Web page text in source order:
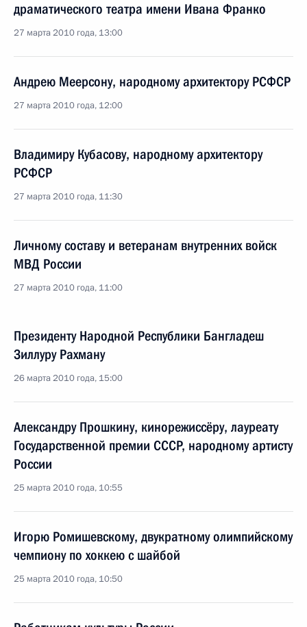
драматического театра имени Ивана Франко
27 марта 2010 года, 13:00
Андрею Меерсону, народному архитектору РСФСР
27 марта 2010 года, 12:00
Владимиру Кубасову, народному архитектору
РСФСР
27 марта 2010 года, 11:30
Личному составу и ветеранам внутренних войск
МВД России
27 марта 2010 года, 11:00
Президенту Народной Республики Бангладеш
Зиллуру Рахману
26 марта 2010 года, 15:00
Александру Прошкину, кинорежиссёру, лауреату
Государственной премии СССР, народному артисту
России
25 марта 2010 года, 10:55
Игорю Ромишевскому, двукратному олимпийскому
чемпиону по хоккею с шайбой
25 марта 2010 года, 10:50